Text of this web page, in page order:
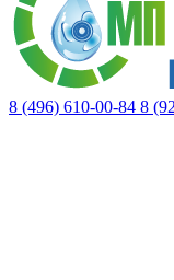
8 (496) 610-00-84 8